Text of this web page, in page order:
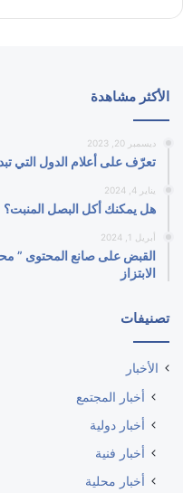
الأكثر مشاهدة
ديسمبر 20, 2023
تعرّف على أعلام الدول التي
يناير 4, 2024
هل يمكنك أكل البصل المنبت؟
أبريل 1, 2024
القبض على صانع المحتوى ”
الابتزاز
تصنيفات
الأخبار
أخبار المجتمع
أخبار دولية
أخبار فنية
أخبار محلية